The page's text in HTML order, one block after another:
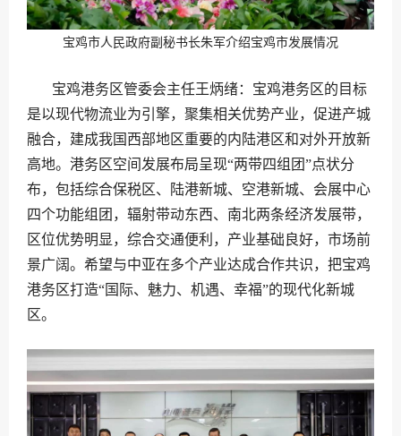
宝鸡市人民政府副秘书长朱军介绍宝鸡市发展情况
宝鸡港务区管委会主任王炳绪：宝鸡港务区的目标
是以现代物流业为引擎，聚集相关优势产业，促进产城
融合，建成我国西部地区重要的内陆港区和对外开放新
高地。港务区空间发展布局呈现“两带四组团”点状分
布，包括综合保税区、陆港新城、空港新城、会展中心
四个功能组团，辐射带动东西、南北两条经济发展带，
区位优势明显，综合交通便利，产业基础良好，市场前
景广阔。希望与中亚在多个产业达成合作共识，把宝鸡
港务区打造“国际、魅力、机遇、幸福”的现代化新城
区。